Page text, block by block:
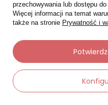
Do koszyka
Okazja
przechowywania lub dostępu
Więcej informacji na temat
także na stronie Prywatność i